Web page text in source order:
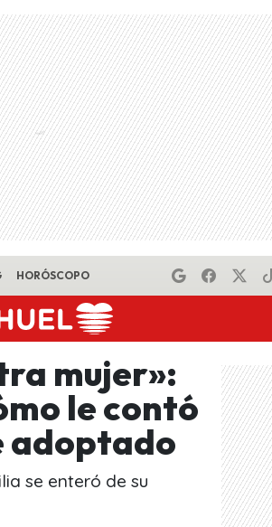
HORÓSCOPO
mujer»:
le contó
adoptado
se enteró de su